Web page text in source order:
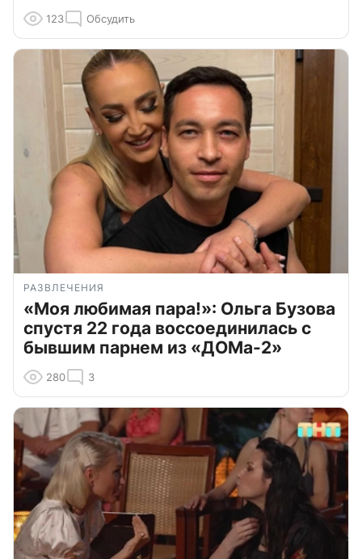
123 Обсудить
РАЗВЛЕЧЕНИЯ
«Моя любимая пара!»: Ольга Бузова
спустя 22 года воссоединилась с
бывшим парнем из «ДОМа-2»
280 3